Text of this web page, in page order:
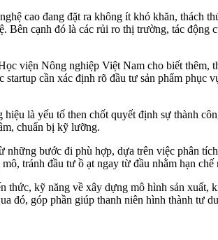
cao đang đặt ra không ít khó khăn, thách
cạnh đó là các rủi ro thị trường, tác
viện Nông nghiệp Việt Nam cho biết thêm,
cần xác định rõ đầu tư sản phẩm phục
là yếu tố then chốt quyết định sự thành
chuẩn bị kỹ lưỡng.
bước đi phù hợp, dựa trên việc phân
tránh đầu tư ồ ạt ngay từ đầu nhằm hạn chế
kỹ năng về xây dựng mô hình sản xuất,
đó, góp phần giúp thanh niên hình thành tư